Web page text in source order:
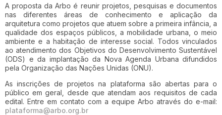
A proposta da Arbo é reunir projetos, pesquisas e documentos
nas diferentes áreas de conhecimento e aplicação da
arquitetura como projetos que atuem sobre a primeira infância, a
qualidade dos espaços públicos, a mobilidade urbana, o meio
ambiente e a habitação de interesse social. Todos vinculados
ao atendimento dos Objetivos do Desenvolvimento Sustentável
(ODS) e da implantação da Nova Agenda Urbana difundidos
pela Organização das Nações Unidas (ONU).
As inscrições de projetos na plataforma são abertas para o
público em geral, desde que atendam aos requisitos de cada
edital. Entre em contato com a equipe Arbo através do e-mail:
plataforma@arbo.org.br